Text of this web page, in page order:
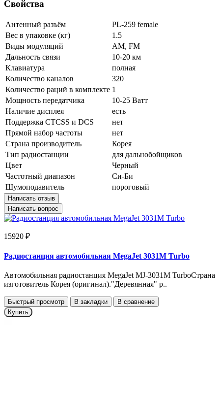
Свойства
Антенный разъём
PL-259 female
Вес в упаковке (кг)
1.5
Виды модуляций
AM, FM
Дальность связи
10-20 км
Клавиатура
полная
Количество каналов
320
Количество раций в комплекте 1
Мощность передатчика
10-25 Ватт
Наличие дисплея
есть
Поддержка CTCSS и DCS
нет
Прямой набор частоты
нет
Страна производитель
Корея
Тип радиостанции
для дальнобойщиков
Цвет
Черный
Частотный диапазон
Си-Би
Шумоподавитель
пороговый
Написать отзыв
Написать вопрос
15920 ₽
Радиостанция автомобильная MegaJet 3031М Turbo
Автомобильная радиостанция MegaJet MJ-3031M TurboСтрана
изготовитель Корея (оригинал)."Деревянная" р..
Быстрый просмотр В закладки
В сравнение
Купить